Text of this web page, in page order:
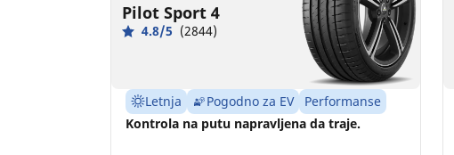
Pilot Sport 4
4.8/5 (2844)
Letnja Pogodno za EV
Performanse
Kontrola na putu napravljena da traje.